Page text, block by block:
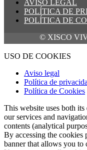
AVISO LEGAL
POLÍTICA DE
POLÍTICA DE
© XISCO VIVES
USO DE COOKIES
Aviso legal
Política de
Política de Cookies
This website uses both
our services and
contents (analytical
By accessing the
banner that allows you to